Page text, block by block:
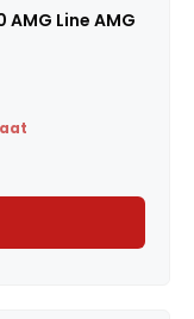
Line AMG